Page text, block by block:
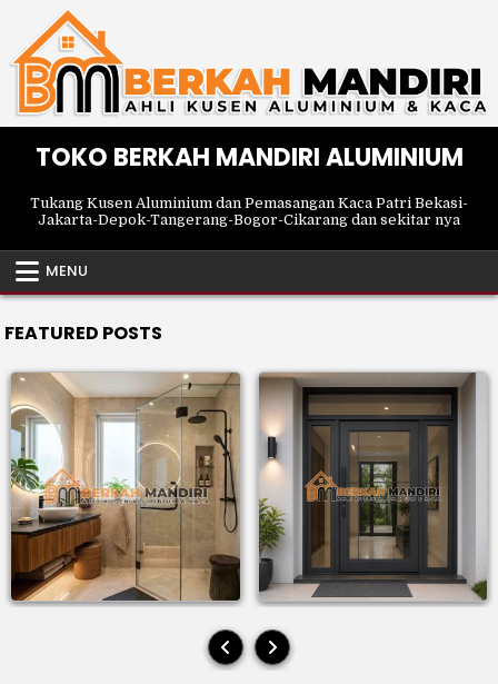
content
TOKO BERKAH MANDIRI ALUMINIUM
Tukang Kusen Aluminium dan Pemasangan Kaca Patri Bekasi-
Jakarta-Depok-Tangerang-Bogor-Cikarang dan sekitar nya
MENU
FEATURED POSTS